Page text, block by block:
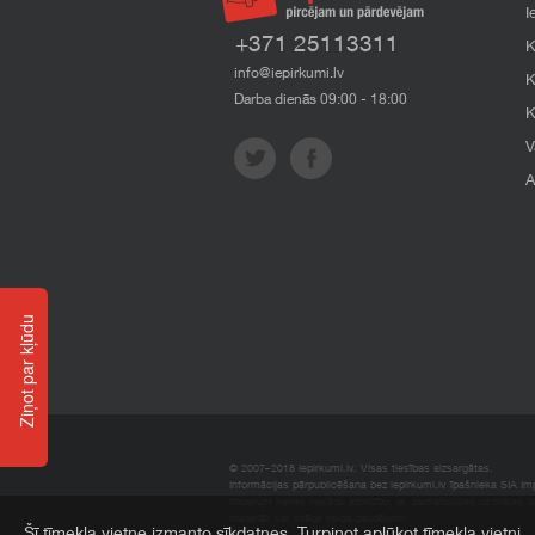
+371 25113311
info@iepirkumi.lv
Darba dienās 09:00 - 18:00
© 2007–2018 Iepirkumi.lv. Visas tiesības aizsargātas.
Informācijas pārpublicēšana bez iepirkumi.lv īpašnieka SIA
Ziņot par kļūdu